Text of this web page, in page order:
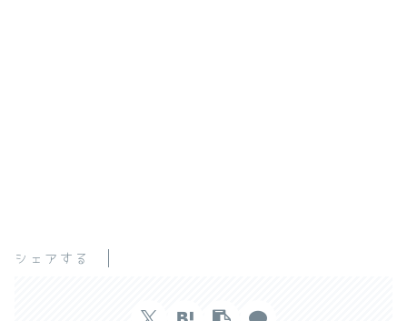
シェアする